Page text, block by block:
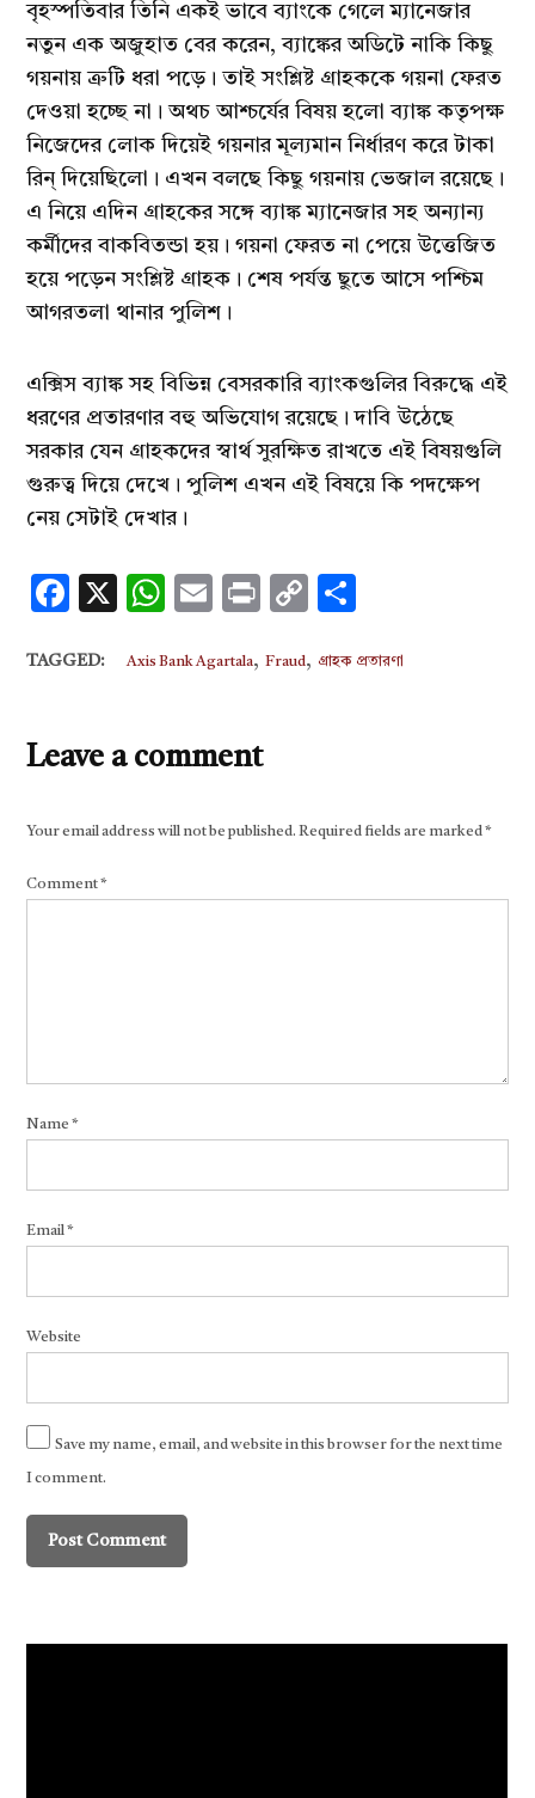
বৃহস্পতিবার তিনি একই ভাবে ব্যাংকে গেলে ম্যানেজার
নতুন এক অজুহাত বের করেন, ব্যাঙ্কের অডিটে নাকি কিছু
গয়নায় ত্রুটি ধরা পড়ে। তাই সংশ্লিষ্ট গ্রাহককে গয়না ফেরত
দেওয়া হচ্ছে না। অথচ আশ্চর্যের বিষয় হলো ব্যাঙ্ক কতৃপক্ষ
নিজেদের লোক দিয়েই গয়নার মূল্যমান নির্ধারণ করে টাকা
রিন্ দিয়েছিলো। এখন বলছে কিছু গয়নায় ভেজাল রয়েছে।
এ নিয়ে এদিন গ্রাহকের সঙ্গে ব্যাঙ্ক ম্যানেজার সহ অন্যান্য
কর্মীদের বাকবিতন্ডা হয়। গয়না ফেরত না পেয়ে উত্তেজিত
হয়ে পড়েন সংশ্লিষ্ট গ্রাহক। শেষ পর্যন্ত ছুতে আসে পশ্চিম
আগরতলা থানার পুলিশ।
এক্সিস ব্যাঙ্ক সহ বিভিন্ন বেসরকারি ব্যাংকগুলির বিরুদ্ধে এই
ধরণের প্রতারণার বহু অভিযোগ রয়েছে। দাবি উঠেছে
সরকার যেন গ্রাহকদের স্বার্থ সুরক্ষিত রাখতে এই বিষয়গুলি
গুরুত্ব দিয়ে দেখে। পুলিশ এখন এই বিষয়ে কি পদক্ষেপ
নেয় সেটাই দেখার।
Facebook
X WhatsApp
EmailPrintCopy
TAGGED: Axis Bank Agartala,Fraud, গ্রাহক প্রতারণা
Leave a comment
Your email address will not be published. Required fields are marked*
Comment*
Name*
Email*
Website
Save my name, email, and website in this browser for the next time
I comment.